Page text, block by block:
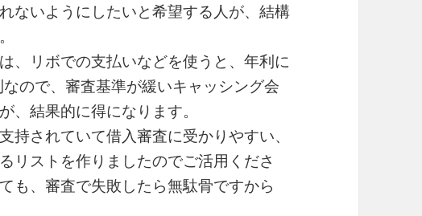
ないようにしたいと希望する人が、結構
、リボでの支払いなどを使うと、年利に
ので、審査基準が緩いキャッシング会
、結果的に得になります。
持されていて借入審査に受かりやすい、
リストを作りましたのでご活用くださ
も、審査で失敗したら無駄骨ですから